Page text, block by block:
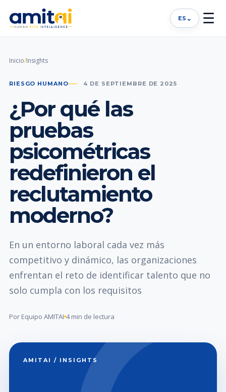
ES ⌄ ☰
Inicio/Insights
RIESGO HUMANO 4 DE SEPTIEMBRE DE 2025
¿Por qué las
pruebas
psicométricas
redefinieron el
reclutamiento
moderno?
En un entorno laboral cada vez más
competitivo y dinámico, las organizaciones
enfrentan el reto de identificar talento que no
solo cumpla con los requisitos
Por Equipo AMITAI 4 min de lectura
AMITAI / INSIGHTS